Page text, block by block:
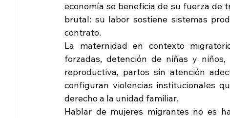
economía se beneficia de su fuerza de
brutal: su labor sostiene sistemas
contrato.
La maternidad en contexto
forzadas, detención de niñas y
reproductiva, partos sin atención
configuran violencias institucionales
derecho a la unidad familiar.
Hablar de mujeres migrantes no es